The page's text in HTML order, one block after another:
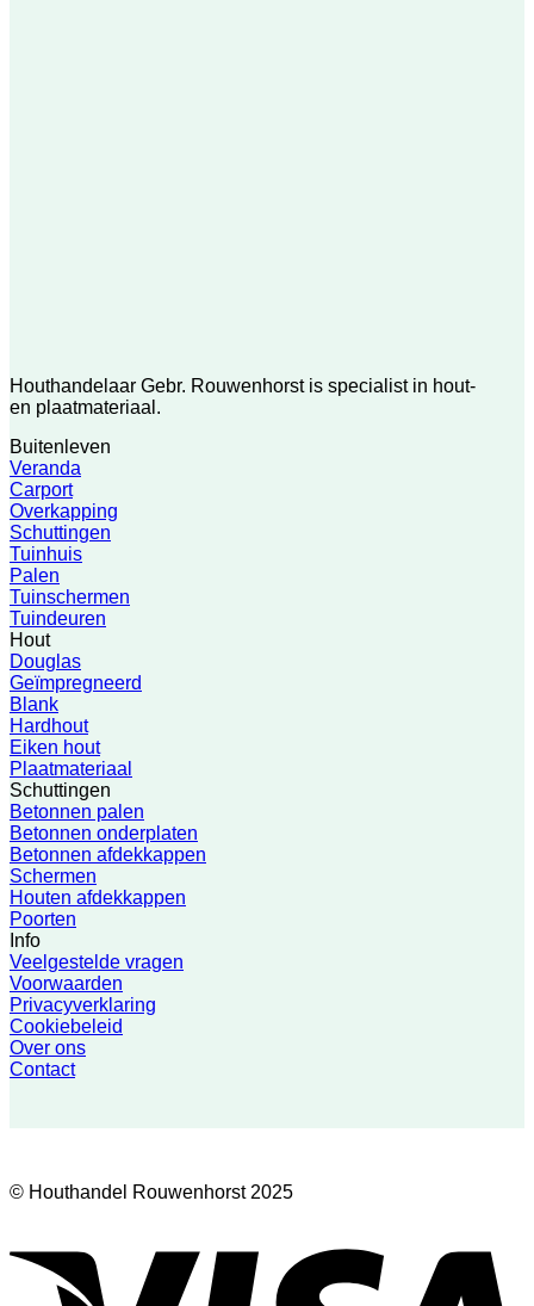
Houthandelaar Gebr. Rouwenhorst is specialist in hout-
en plaatmateriaal.
Buitenleven
Veranda
Carport
Overkapping
Schuttingen
Tuinhuis
Palen
Tuinschermen
Tuindeuren
Hout
Douglas
Geïmpregneerd
Blank
Hardhout
Eiken hout
Plaatmateriaal
Schuttingen
Betonnen palen
Betonnen onderplaten
Betonnen afdekkappen
Schermen
Houten afdekkappen
Poorten
Info
Veelgestelde vragen
Voorwaarden
Privacyverklaring
Cookiebeleid
Over ons
Contact
© Houthandel Rouwenhorst 2025